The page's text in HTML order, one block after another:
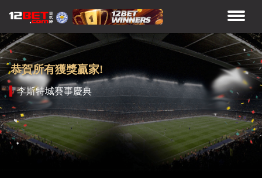
恭賀所有獲獎贏家!
李斯特城賽事慶典